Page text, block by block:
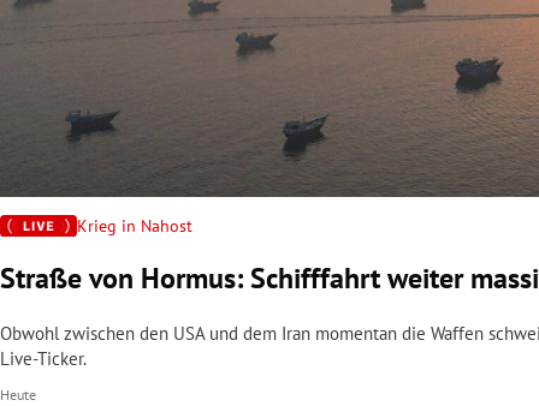
Krieg in Nahost
Straße von Hormus: Schifffahrt weiter
Obwohl zwischen den USA und dem Iran momentan die Waffen
Live-Ticker.
Heute